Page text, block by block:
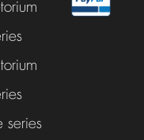
series